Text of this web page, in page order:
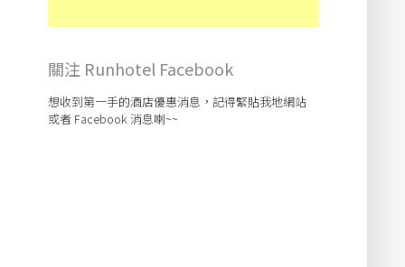
關注 Runhotel Facebook
想收到第一手的酒店優惠消息，記得緊貼我地網站
或者 Facebook 消息喇~~